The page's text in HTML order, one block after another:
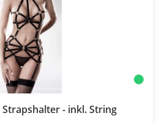
- inkl. String